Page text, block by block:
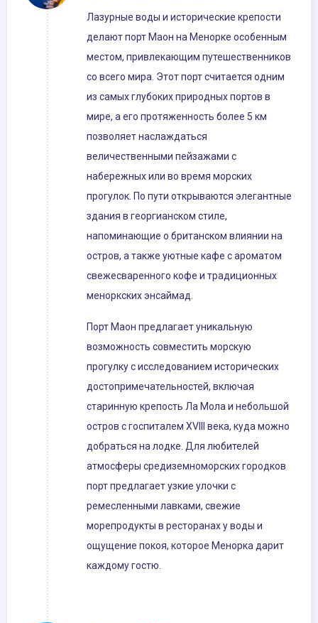
Лазурные воды и исторические крепости
делают порт Маон на Менорке особенным
местом, привлекающим путешественников
со всего мира. Этот порт считается одним
из самых глубоких природных портов в
мире, а его протяженность более 5 км
позволяет наслаждаться
величественными пейзажами с
набережных или во время морских
прогулок. По пути открываются элегантные
здания в георгианском стиле,
напоминающие о британском влиянии на
остров, а также уютные кафе с ароматом
свежесваренного кофе и традиционных
меноркских энсаймад.
Порт Маон предлагает уникальную
возможность совместить морскую
прогулку с исследованием исторических
достопримечательностей, включая
старинную крепость Ла Мола и небольшой
остров с госпиталем XVIII века, куда можно
добраться на лодке. Для любителей
атмосферы средиземноморских городков
порт предлагает узкие улочки с
ремесленными лавками, свежие
морепродукты в ресторанах у воды и
ощущение покоя, которое Менорка дарит
каждому гостю.